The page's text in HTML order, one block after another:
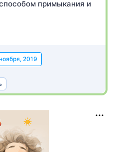
примыкания и
2019